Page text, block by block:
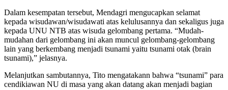
Dalam kesempatan tersebut, Mendagri mengucapkan selamat
kepada wisudawan/wisudawati atas kelulusannya dan sekaligus juga
kepada UNU NTB atas wisuda gelombang pertama. “Mudah-
mudahan dari gelombang ini akan muncul gelombang-gelombang
lain yang berkembang menjadi tsunami yaitu tsunami otak (brain
tsunami),” jelasnya.
Melanjutkan sambutannya, Tito mengatakann bahwa “tsunami” para
cendikiawan NU di masa yang akan datang akan menjadi bagian